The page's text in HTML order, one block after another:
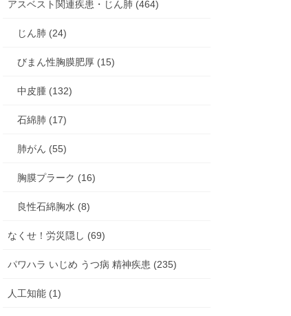
アスベスト関連疾患・じん肺 (464)
じん肺 (24)
びまん性胸膜肥厚 (15)
中皮腫 (132)
石綿肺 (17)
肺がん (55)
胸膜プラーク (16)
良性石綿胸水 (8)
なくせ！労災隠し (69)
パワハラ いじめ うつ病 精神疾患 (235)
人工知能 (1)